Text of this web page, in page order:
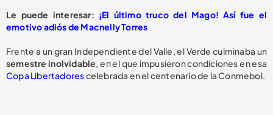
Le puede interesar: ¡El último truco del Mago! Así fue el
emotivo adiós de Macnelly Torres
Frente a un gran Independiente del Valle, el Verde culminaba un
semestre inolvidable, en el que impusieron condiciones en esa
Copa Libertadorescelebrada en el centenario de la Conmebol.